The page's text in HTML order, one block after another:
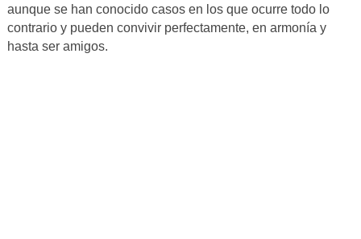
aunque se han conocido casos en los que ocurre todo lo
contrario y pueden convivir perfectamente, en armonía y
hasta ser amigos.